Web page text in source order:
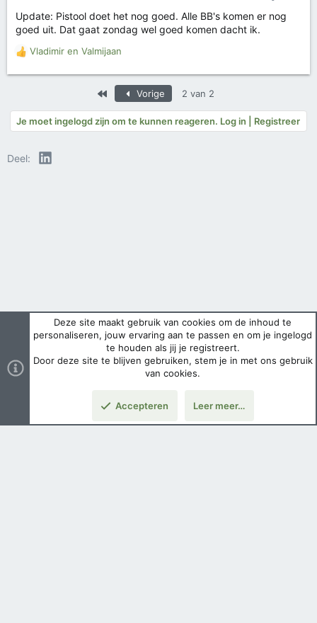
Update: Pistool doet het nog goed. Alle BB's komen er nog
goed uit. Dat gaat zondag wel goed komen dacht ik.
W
e
r
n
Vladimir en Valmijaan
Eerste Vorige 2 van 2
Je moet ingelogd zijn om te kunnen reageren. Log in | Registreer
Deel: LinkedIn
Deze site maakt gebruik van cookies om de inhoud te
personaliseren, jouw ervaring aan te passen en om je ingelogd
te houden als jij je registreert.
Door deze site te blijven gebruiken, stem je in met ons gebruik
van cookies.
Accepteren Leer meer…